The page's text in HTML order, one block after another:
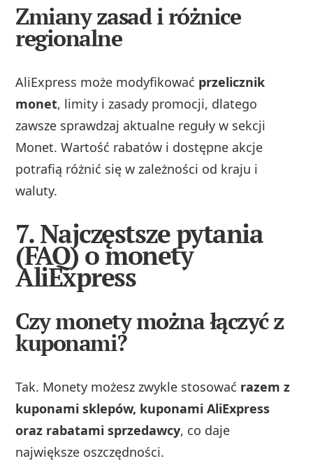
Zmiany zasad i różnice
regionalne
AliExpress może modyfikować przelicznik
monet, limity i zasady promocji, dlatego
zawsze sprawdzaj aktualne reguły w sekcji
Monet. Wartość rabatów i dostępne akcje
potrafią różnić się w zależności od kraju i
waluty.
7. Najczęstsze pytania
(FAQ) o monety
AliExpress
Czy monety można łączyć z
kuponami?
Tak. Monety możesz zwykle stosować razem z
kuponami sklepów, kuponami AliExpress
oraz rabatami sprzedawcy, co daje
największe oszczędności.